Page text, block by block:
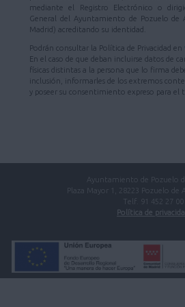
mediante el Registro Electrónico o
General del Ayuntamiento de Pozuelo de
Madrid) acreditando su identidad.
Podrán consultar la Política de Privacidad en
En el caso de que deban incluirse datos de
físicas distintas a la persona que lo firma
inclusión, informarles de los extremos
y poseer su consentimiento expreso para el
Ayuntamiento de Pozuelo
Plaza Mayor 1, 28223 Pozuelo de
Telf. 91 452 27 00
Política de